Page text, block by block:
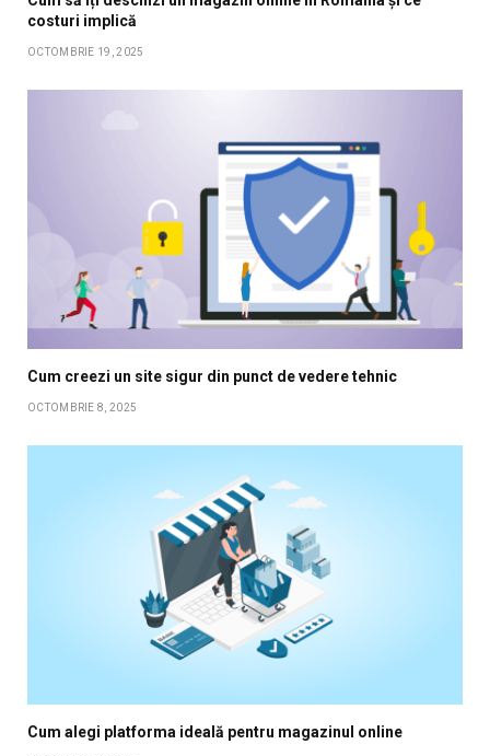
costuri implică
OCTOMBRIE 19, 2025
Cum creezi un site sigur din punct de vedere tehnic
OCTOMBRIE 8, 2025
Cum alegi platforma ideală pentru magazinul online